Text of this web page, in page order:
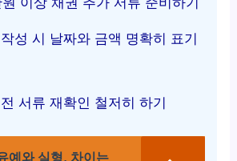
성 시 날짜와 금액 명확히 표기
서류 재확인 철저히 하기
예와 실형, 차이는